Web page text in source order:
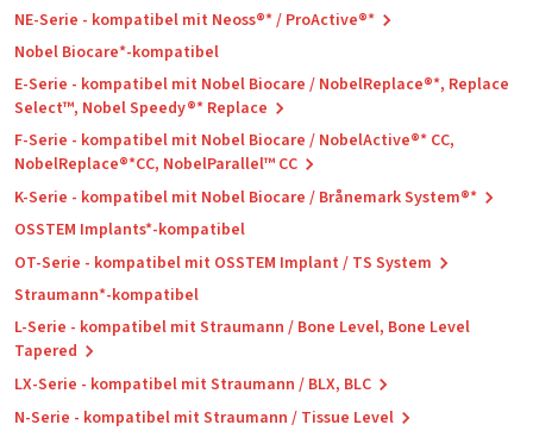
NE-Serie - kompatibel mit Neoss®* / ProActive®*
Nobel Biocare*-kompatibel
E-Serie - kompatibel mit Nobel Biocare / NobelReplace®*, Replace
Select™, Nobel Speedy®* Replace
F-Serie - kompatibel mit Nobel Biocare / NobelActive®* CC,
NobelReplace®*CC, NobelParallel™ CC
K-Serie - kompatibel mit Nobel Biocare / Brånemark System®*
OSSTEM Implants*-kompatibel
OT-Serie - kompatibel mit OSSTEM Implant / TS System
Straumann*-kompatibel
L-Serie - kompatibel mit Straumann / Bone Level, Bone Level
Tapered
LX-Serie - kompatibel mit Straumann / BLX, BLC
N-Serie - kompatibel mit Straumann / Tissue Level